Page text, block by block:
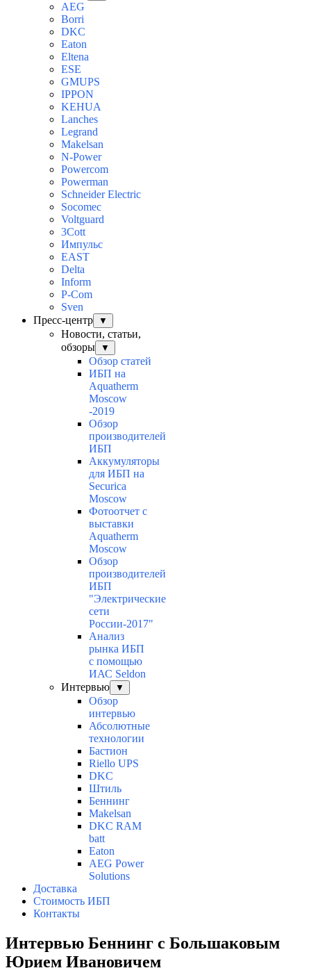
AEG
Borri
DKC
Eaton
Eltena
ESE
GMUPS
IPPON
KEHUA
Lanches
Legrand
Makelsan
N-Power
Powercom
Powerman
Schneider Electric
Socomec
Voltguard
3Cott
Импульс
EAST
Delta
Inform
P-Com
Sven
Пресс-центр
▼
Новости, статьи,
обзоры
▼
Обзор статей
ИБП на
Aquatherm
Moscow
-2019
Обзор
производителей
ИБП
Аккумуляторы
для ИБП на
Securica
Moscow
Фотоотчет с
выставки
Aquatherm
Moscow
Обзор
производителей
ИБП
"Электрические
сети
России-2017"
Анализ
рынка ИБП
с помощью
ИАС Seldon
Интервью
▼
Обзор
интервью
Абсолютные
технологии
Бастион
Riello UPS
DKC
Штиль
Беннинг
Makelsan
DKC RAM
batt
Eaton
AEG Power
Solutions
Доставка
Стоимость ИБП
Контакты
Интервью Беннинг с Большаковым
Юрием Ивановичем